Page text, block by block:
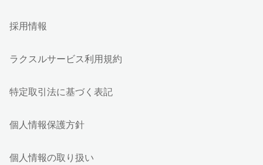
採用情報
ラクスルサービス利用規約
特定取引法に基づく表記
個人情報保護方針
個人情報の取り扱い